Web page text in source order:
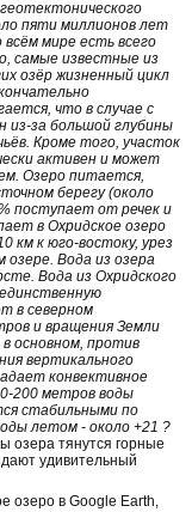
пяти миллионов лет
мире есть всего
самые известные из
озёр жизненный цикл
что в случае с
из-за большой глубины
Кроме того, участок
активен и может
Озеро питается,
берегу (около
поступает от речек и
в Охридское озеро
км к юго-востоку, урез
Вода из озера
Вода из Охридского
в северном
и вращения Земли
основном, против
вертикального
конвективное
200 метров воды
стабильными по
летом - около +21 ?
озера тянутся горные
удивительный
озеро в Google Earth,